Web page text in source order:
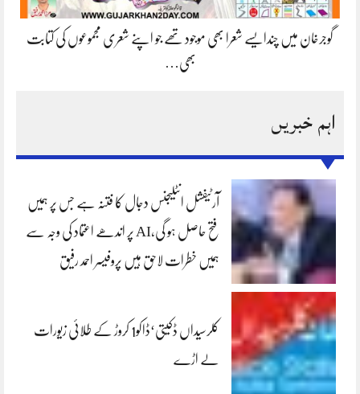
گوجرخان میں چندایسے شعرا بھی موجود تھے جو اپنے شعری مجموعوں کی کتابت
بھی…
اہم خبریں
آرٹیفشل انٹلیجنس دجال کا فتنہ ہے جس پر ہمیں
فتح حاصل ہو گی،AI پر اندھے اعتماد کی وجہ سے
ہمیں خطرات لاحق ہیں پروفیسر احمد رفیق
کلرسیداں ڈکیتی‘ڈاکو1 کروڑ کے طلائی زیورات
لے اڑے